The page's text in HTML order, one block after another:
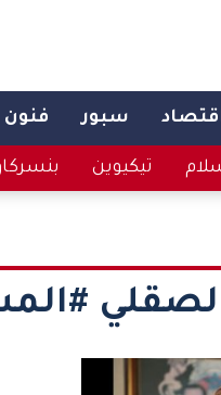
سبور فنون
تيكيوين